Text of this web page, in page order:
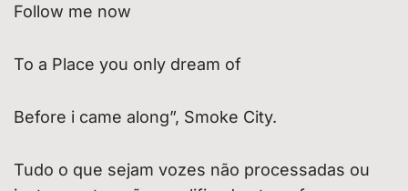
Follow me now
To a Place you only dream of
Before i came along”, Smoke City.
Tudo o que sejam vozes não processadas ou